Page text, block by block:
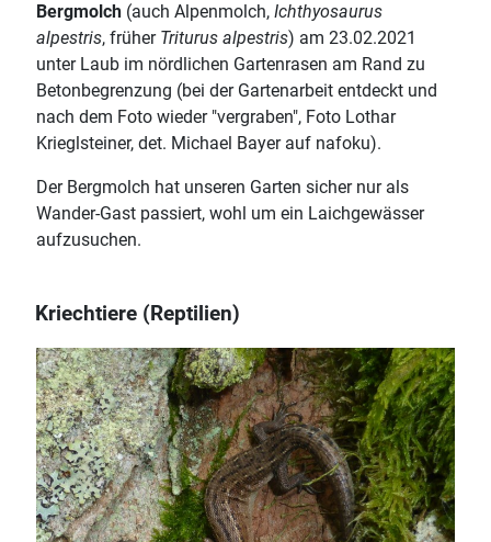
Bergmolch (auch Alpenmolch, Ichthyosaurus
alpestris, früher Triturus alpestris) am 23.02.2021
unter Laub im nördlichen Gartenrasen am Rand zu
Betonbegrenzung (bei der Gartenarbeit entdeckt und
nach dem Foto wieder "vergraben", Foto Lothar
Krieglsteiner, det. Michael Bayer auf nafoku).
Der Bergmolch hat unseren Garten sicher nur als
Wander-Gast passiert, wohl um ein Laichgewässer
aufzusuchen.
Kriechtiere (Reptilien)